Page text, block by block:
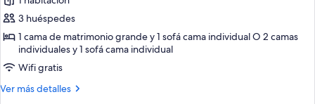
de
Habitación
Deluxe,
terraza
(2
3 huéspedes
1 cama de matrimonio grande y 1 sofá cama individual O 2 camas
individuales y 1 sofá cama individual
Wifi gratis
Ver más detalles
Más